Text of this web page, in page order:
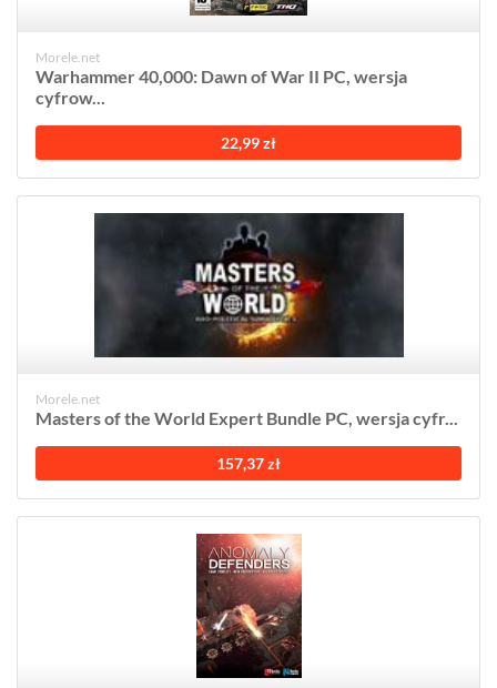
Morele.net
Warhammer 40,000: Dawn of War II PC, wersja
cyfrow...
22,99 zł
Morele.net
Masters of the World Expert Bundle PC, wersja cyfr...
157,37 zł